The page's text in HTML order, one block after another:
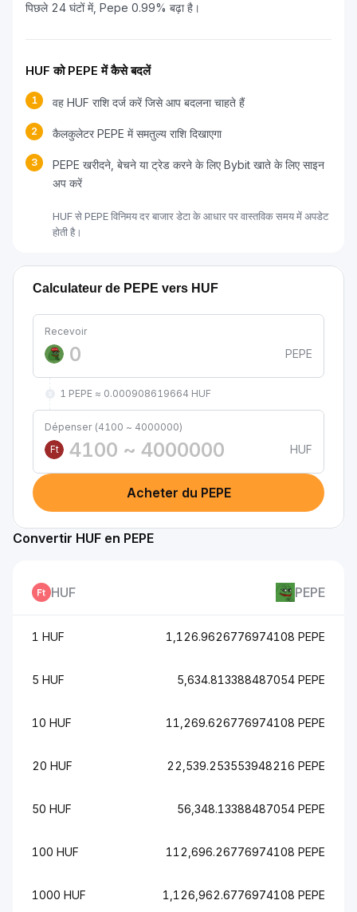
पिछले 24 घंटों में, Pepe 0.99% बढ़ा है।
HUF को PEPE में कैसे बदलें
1 वह HUF राशि दर्ज करें जिसे आप बदलना चाहते हैं
2 कैलकुलेटर PEPE में समतुल्य राशि दिखाएगा
3
PEPE खरीदने, बेचने या ट्रेड करने के लिए Bybit खाते के लिए साइन
अप करें
HUF से PEPE विनिमय दर बाजार डेटा के आधार पर वास्तविक समय में अपडेट
होती है।
Calculateur de PEPE vers HUF
Recevoir
PEPE
1 PEPE ≈ 0.000908619664 HUF
Dépenser (4100 ~ 4000000)
Ft
HUF
Acheter du PEPE
Convertir HUF en PEPE
HUF PEPE
1 HUF 1,126.9626776974108 PEPE
5 HUF 5,634.813388487054 PEPE
10 HUF 11,269.626776974108 PEPE
20 HUF 22,539.253553948216 PEPE
50 HUF 56,348.13388487054 PEPE
100 HUF 112,696.26776974108 PEPE
1000 HUF 1,126,962.6776974108 PEPE